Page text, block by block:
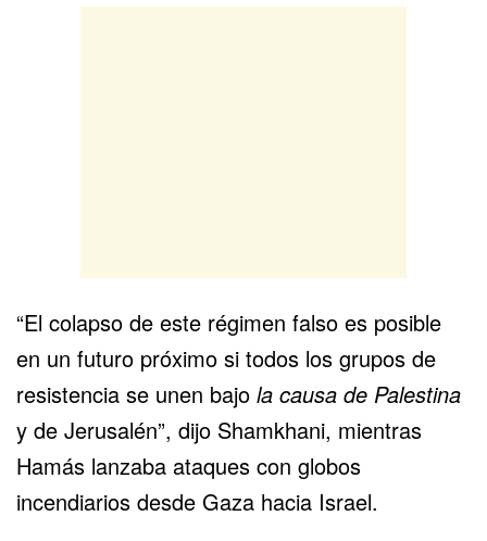
“El colapso de este régimen falso es posible
en un futuro próximo si todos los grupos de
resistencia se unen bajo la causa de Palestina
y de Jerusalén”, dijo Shamkhani, mientras
Hamás lanzaba ataques con globos
incendiarios desde Gaza hacia Israel.